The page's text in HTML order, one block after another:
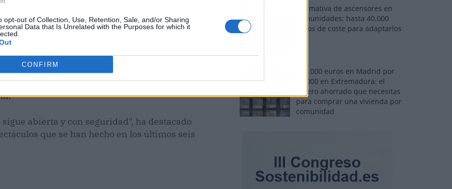
opt-out of Collection, Use, Retention, Sale, and/or Sharing
Data that Is Unrelated with the Purposes for which it
CONFIRM
puedan organizarse, una de las peticiones en
dado que las medidas se anuncian los
publicación en el Boletín Oficial de la
de campañas de promoción para atraer
a los cines, y en general, a todos los
sigue abierta y con seguridad", ha destacado
que se han hecho en los últimos seis
Normativa de ascensores en
comunidades: hasta 40.000
euros de coste para adaptarlos
110.000 euros en Madrid por
31.000 en Extremadura: el
dinero ahorrado que necesitas
para comprar una vivienda por
comunidad